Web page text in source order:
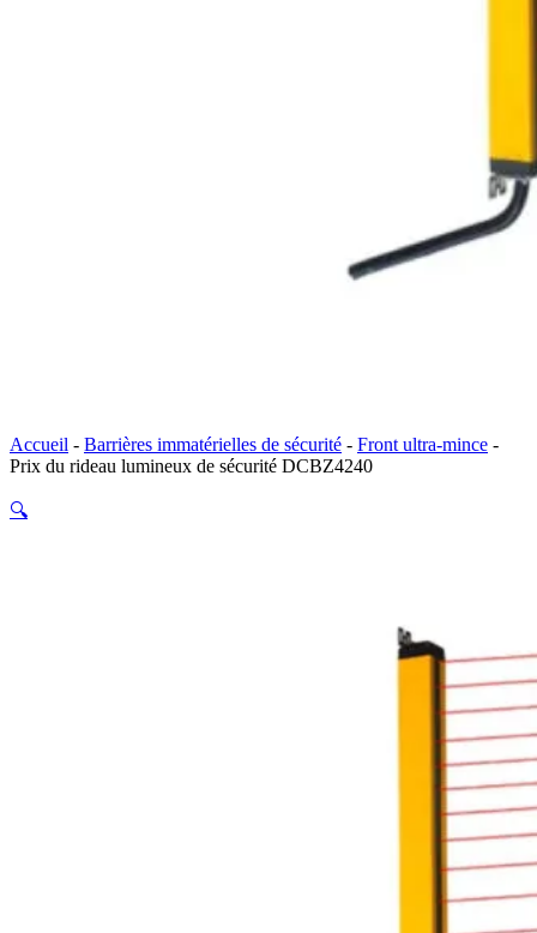
Accueil - Barrières immatérielles de sécurité - Front ultra-mince -
Prix du rideau lumineux de sécurité DCBZ4240
🔍